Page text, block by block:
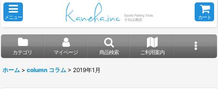
メニュー カート
カテゴリ マイページ 商品検索 ご利用案内
ホーム > column コラム > 2019年1月